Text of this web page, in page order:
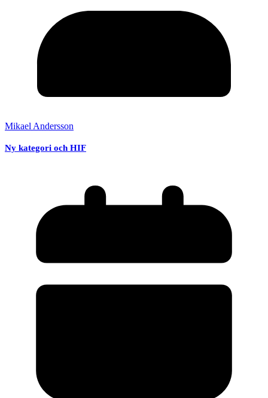
Mikael Andersson
Ny kategori och HIF